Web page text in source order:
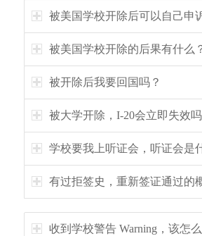
被美国学校开除后可以自己申
被美国学校开除的后果有什么
被开除后我要回国吗？
被大学开除，I-20会立即失效吗
学校要我上听证会，听证会是
有过拒签史，重新签证通过的
收到学校警告 Warning，该怎